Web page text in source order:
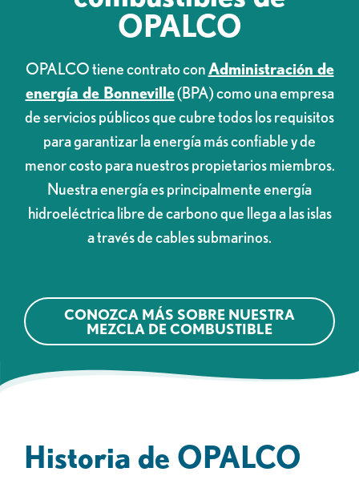
OPALCO
OPALCO tiene contrato con Administración de
energía de Bonneville(BPA) como una empresa
de servicios públicos que cubre todos los requisitos
para garantizar la energía más confiable y de
menor costo para nuestros propietarios miembros.
Nuestra energía es principalmente energía
hidroeléctrica libre de carbono que llega a las islas
a través de cables submarinos.
CONOZCA MÁS SOBRE NUESTRA
MEZCLA DE COMBUSTIBLE
Historia de OPALCO